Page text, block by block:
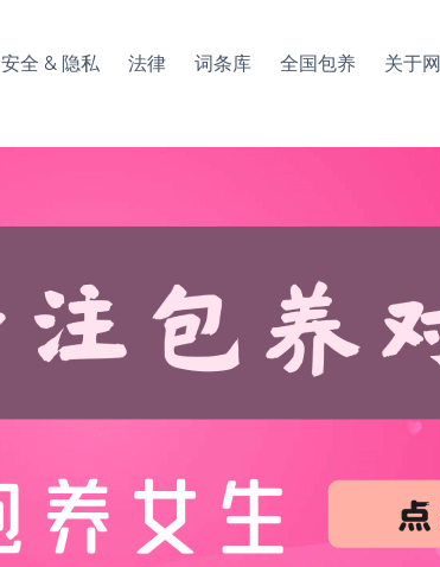
安全 & 隐私 法律 词条库 全国包养 关于